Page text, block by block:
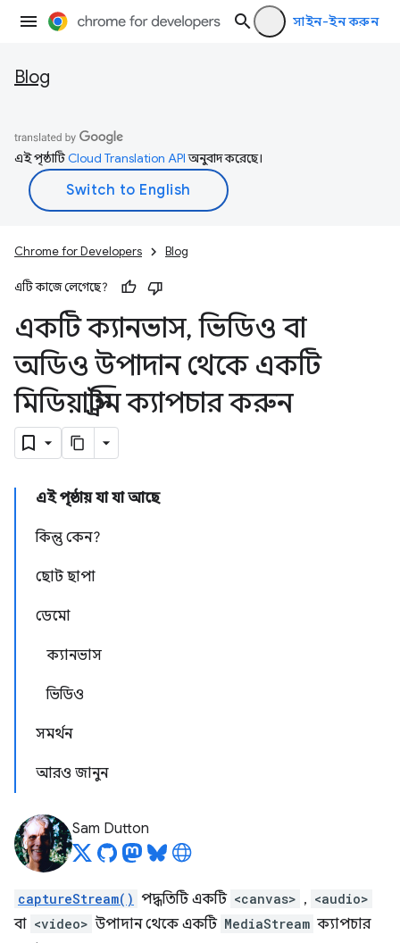
সাইন-ইন করুন
Blog
এই পৃষ্ঠাটিCloud Translation APIঅনুবাদ করেছে।
Chrome for Developers Blog
এটি কাজে লেগেছে?
একটি ক্যানভাস, ভিডিও বা
অডিও উপাদান থেকে একটি
মিডিয়াস্ট্রিম ক্যাপচার করুন
এই পৃষ্ঠায় যা যা আছে
কিন্তু কেন?
ছোট ছাপা
ডেমো
ক্যানভাস
ভিডিও
সমর্থন
আরও জানুন
Sam Dutton
captureStream() পদ্ধতিটি একটি <canvas> , <audio>
বা <video> উপাদান থেকে একটি MediaStream ক্যাপচার